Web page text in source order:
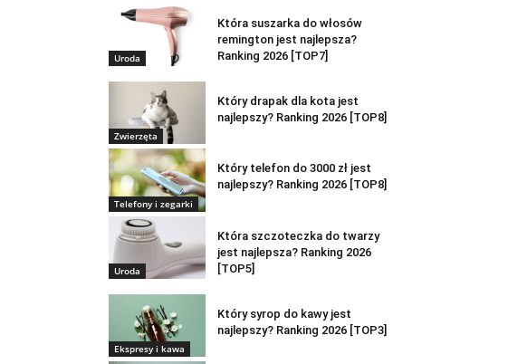
Uroda
Która suszarka do włosów
remington jest najlepsza?
Ranking 2026 [TOP7]
Zwierzęta
Który drapak dla kota jest
najlepszy? Ranking 2026 [TOP8]
Telefony i zegarki
Który telefon do 3000 zł jest
najlepszy? Ranking 2026 [TOP8]
Uroda
Która szczoteczka do twarzy
jest najlepsza? Ranking 2026
[TOP5]
Ekspresy i kawa
Który syrop do kawy jest
najlepszy? Ranking 2026 [TOP3]